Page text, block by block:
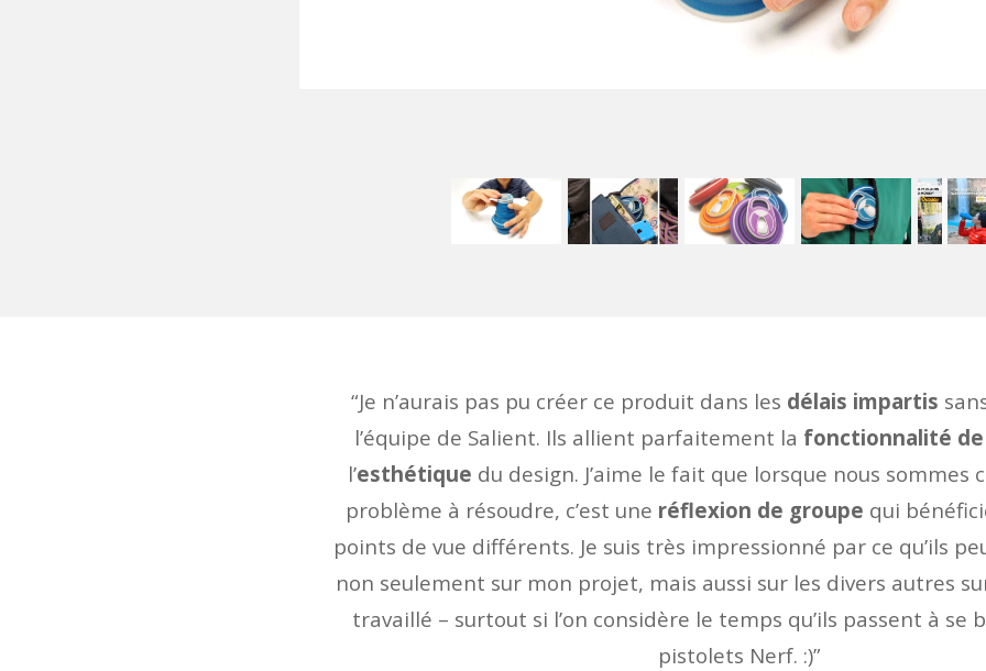
“Je n’aurais pas pu créer ce produit dans les délais impartis
l’équipe de Salient. Ils allient parfaitement la fonctionnalité de
l’esthétique du design. J’aime le fait que lorsque nous sommes
problème à résoudre, c’est une réflexion de groupe qui
points de vue différents. Je suis très impressionné par ce qu’ils
non seulement sur mon projet, mais aussi sur les divers autres
travaillé – surtout si l’on considère le temps qu’ils passent à se
pistolets Nerf. :)”